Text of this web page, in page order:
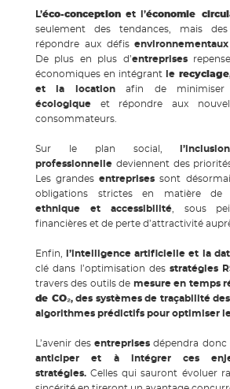
L’éco-conception et l’économie
seulement des tendances, mais
répondre aux défisenvironnementaux
De plus en plus d’entreprises
économiques en intégrant
le recyclage
et la locationafin de
écologique et répondre aux
consommateurs.
Sur le plan social,
professionnelle deviennent des
Les grandesentreprises sont
obligations strictes en matière de
ethnique et accessibilité, sous
financières et de perte d’attractivité
Enfin, l’intelligence artificielle et la
clé dans l’optimisation desstratégies
travers des outils de mesure en temps
de CO₂, des systèmes de traçabilité
algorithmes prédictifs pour optimiser
L’avenir desentreprises dépendra donc
anticiper et à intégrer ces
stratégies.Celles qui sauront évoluer